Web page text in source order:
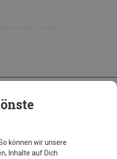
können wir unsere
Inhalte auf Dich